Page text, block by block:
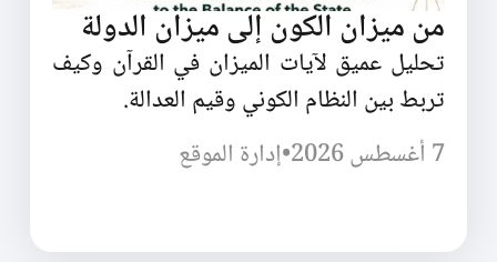
من ميزان الكون إلى ميزان الدولة
تحليل عميق لآيات الميزان في القرآن وكيف
تربط بين النظام الكوني وقيم العدالة.
7 أغسطس 2026
•إدارة الموقع